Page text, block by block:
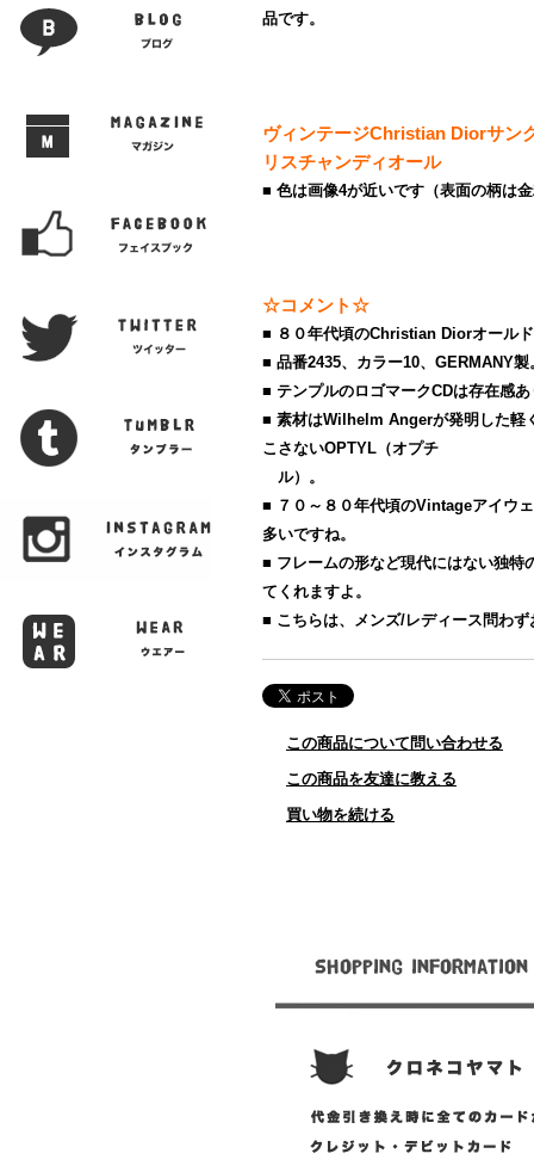
品です。
ヴィンテージChristian Diorサン
リスチャンディオール
■ 色は画像4が近いです（表面の柄は
☆コメント☆
■ ８０年代頃のChristian Diorオール
■ 品番2435、カラー10、GERMANY製
■ テンプルのロゴマークCDは存在感
■ 素材はWilhelm Angerが発明した軽
こさないOPTYL（オプチ
ル）。
■ ７０～８０年代頃のVintageアイウ
多いですね。
■ フレームの形など現代にはない独特
てくれますよ。
■ こちらは、メンズ/レディース問わず
この商品について問い合わせる
この商品を友達に教える
買い物を続ける